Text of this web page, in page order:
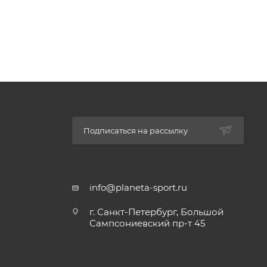
Подписаться на рассылку
info@planeta-sport.ru
г. Санкт-Петербург, Большой
Сампсониевский пр-т 45